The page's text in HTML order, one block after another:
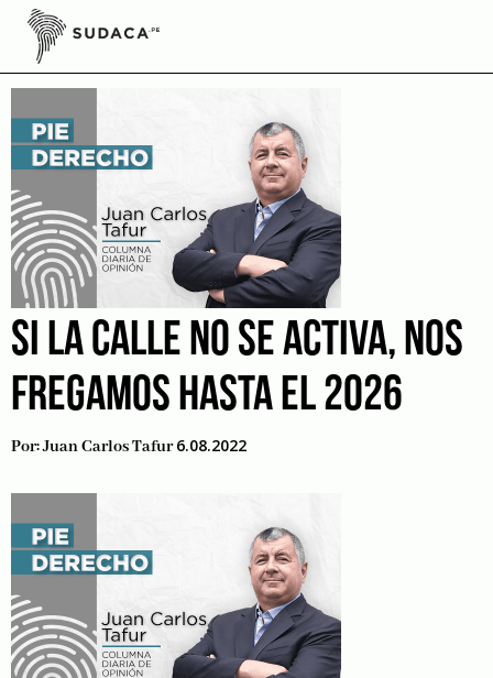
Skip
contentciudadanía
SI LA CALLE NO SE ACTIVA, NOS
FREGAMOS HASTA EL 2026
Por:Juan Carlos Tafur 6.08.2022